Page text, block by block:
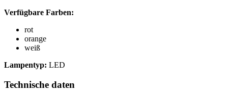
Verfügbare Farben:
rot
orange
weiß
Lampentyp: LED
Technische daten